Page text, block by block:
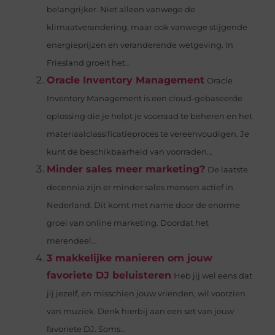
belangrijker. Niet alleen vanwege de
klimaatverandering, maar ook vanwege stijgende
energieprijzen en veranderende wetgeving. In
Friesland groeit het...
Oracle Inventory Management Oracle
Inventory Management is een cloud-gebaseerde
oplossing die je helpt je voorraad te beheren en het
materiaalclassificatieproces te vereenvoudigen. Je
kunt de beschikbaarheid van voorraden...
Minder sales meer marketing? De laatste
decennia zijn er minder sales mensen actief in
Nederland. Dit komt met name door de enorme
groei van online marketing. Doordat het
merendeel...
3 makkelijke manieren om jouw
favoriete DJ beluisteren Heb jij wel eens dat
jij jezelf, en misschien jouw vrienden, wil voorzien
van muziek. Denk hierbij aan een set van jouw
favoriete DJ. Soms...